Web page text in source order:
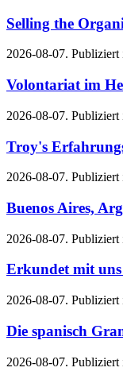
Selling the
2026-08-07. Publiziert
Volontariat im
2026-08-07. Publiziert
Troy's
2026-08-07. Publiziert
Buenos Aires,
2026-08-07. Publiziert
Erkundet mit
2026-08-07. Publiziert
Die spanisch
2026-08-07. Publiziert